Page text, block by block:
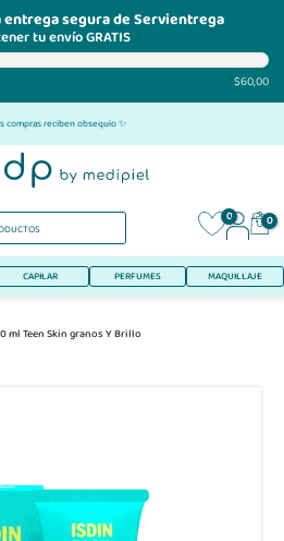
segura de Servientrega
tu envío GRATIS
$60,00
compras reciben obsequio ✨
0 0
CAPILAR PERFUMES MAQUILLAJE
ml Teen Skin granos Y Brillo